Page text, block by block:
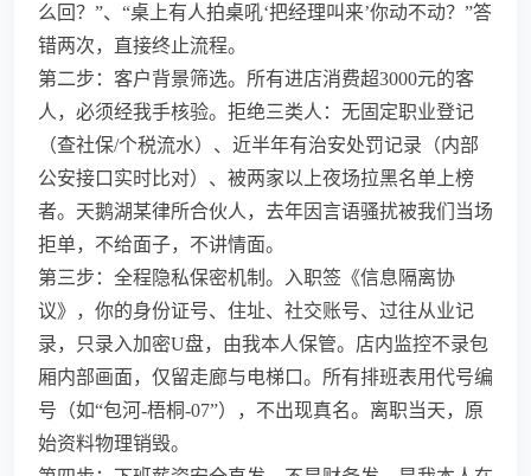
么回？”、“桌上有人拍桌吼‘把经理叫来’你动不动？”答
错两次，直接终止流程。
第二步：客户背景筛选。所有进店消费超3000元的客
人，必须经我手核验。拒绝三类人：无固定职业登记
（查社保/个税流水）、近半年有治安处罚记录（内部
公安接口实时比对）、被两家以上夜场拉黑名单上榜
者。天鹅湖某律所合伙人，去年因言语骚扰被我们当场
拒单，不给面子，不讲情面。
第三步：全程隐私保密机制。入职签《信息隔离协
议》，你的身份证号、住址、社交账号、过往从业记
录，只录入加密U盘，由我本人保管。店内监控不录包
厢内部画面，仅留走廊与电梯口。所有排班表用代号编
号（如“包河-梧桐-07”），不出现真名。离职当天，原
始资料物理销毁。